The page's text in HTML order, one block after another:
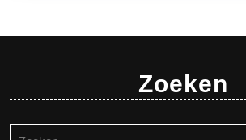
Zoeken